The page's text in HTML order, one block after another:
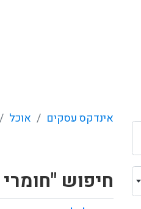
אינדקס עסקים אוכל
חיפוש